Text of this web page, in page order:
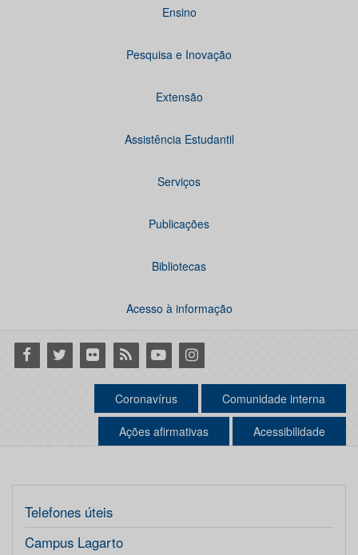
Ensino
Pesquisa e Inovação
Extensão
Assistência Estudantil
Serviços
Publicações
Bibliotecas
Acesso à informação
Facebook
Twitter Flickr RSS YoutubeInstagram
Coronavírus Comunidade interna
Ações afirmativas Acessibilidade
Telefones úteis
Campus Lagarto